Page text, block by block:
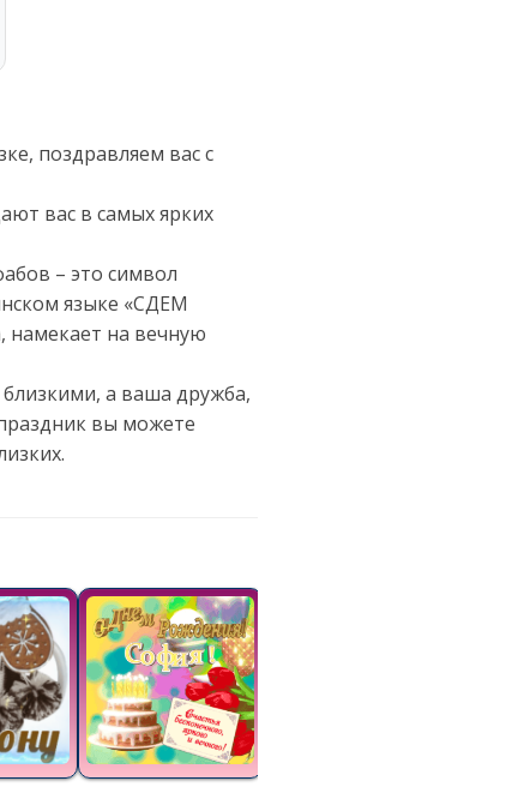
поздравляем вас с
вас в самых ярких
– это символ
языке «СДЕМ
на вечную
а ваша дружба,
вы можете